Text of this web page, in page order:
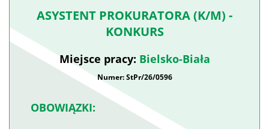
ASYSTENT PROKURATORA (K/M) -
KONKURS
Miejsce pracy: Bielsko-Biała
Numer: StPr/26/0596
OBOWIĄZKI: